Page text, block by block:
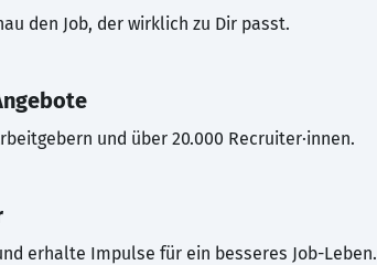
den Job, der wirklich zu Dir passt.
und über 20.000 Recruiter·innen.
erhalte Impulse für ein besseres Job-Leben.